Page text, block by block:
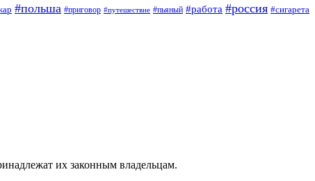
#польша #приговор #путешествие #пьяный #работа #россия #сигарета
их законным владельцам.